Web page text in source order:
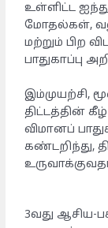
உள்ளிட்ட
மோதல்கள்,
மற்றும் பிற
பாதுகாப்பு
இம்முயற்சி,
திட்டத்தின்
விமானப்
கண்டறிந்து,
3வது ஆசிய-